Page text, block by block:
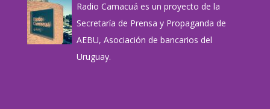
Radio Camacuá es un proyecto de la
Secretaría de Prensa y Propaganda de
AEBU, Asociación de bancarios del
Uruguay.